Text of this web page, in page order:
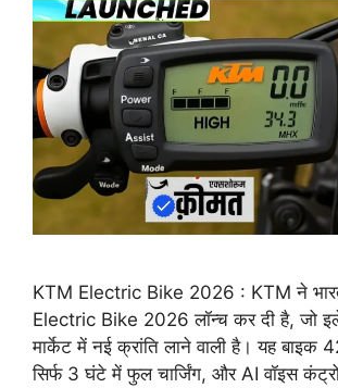
KTM Electric Bike 2026 : KTM ने
Electric Bike 2026 लॉन्च कर दी है, जो
मार्केट में नई क्रांति लाने वाली है। यह बाइक
सिर्फ 3 घंटे में फुल चार्जिंग, और AI वॉइस